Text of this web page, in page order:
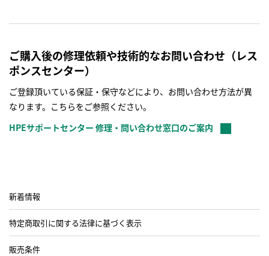
ご購入後の修理依頼や技術的なお問い合わせ（レス
ポンスセンター）
ご登録頂いている保証・保守などにより、お問い合わせ方法が異
なります。こちらをご参照ください。
HPEサポートセンター 修理・問い合わせ窓口のご案内
新着情報
特定商取引に関する法律に基づく表示
販売条件